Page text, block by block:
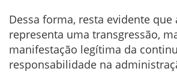
Dessa forma, resta evidente que
representa uma transgressão,
manifestação legítima da
responsabilidade na